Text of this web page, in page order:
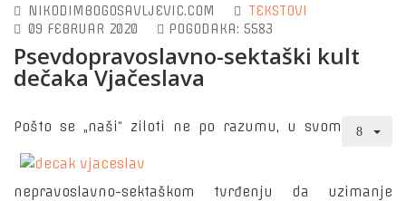
NIKODIMBOGOSAVLJEVIC.COM
TEKSTOVI
09 FEBRUAR 2020
POGODAKA: 5583
Psevdopravoslavno-sektaški kult
dečaka Vjačeslava
Pošto se „naši“ ziloti ne po razumu, u svom
nepravoslavno-sektaškom tvrđenju da uzimanje